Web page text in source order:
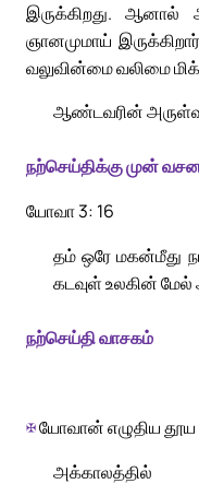
இருக்கிறது. ஆனால்
ஞானமுமாய்
வலுவின்மை வலிமை
ஆண்டவரின்
நற்செய்திக்கு முன்
யோவா 3: 16
தம் ஒரே மகன்மீது
கடவுள் உலகின் மேல்
நற்செய்தி வாசகம்
✠யோவான் எழுதிய தூய
அக்காலத்தில்